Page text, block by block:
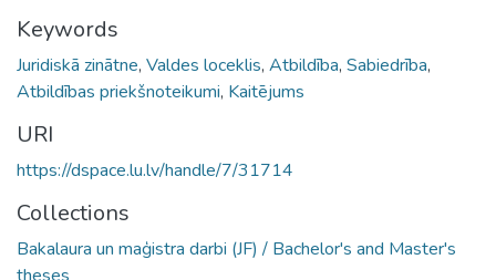
Keywords
Juridiskā zinātne, Valdes loceklis, Atbildība, Sabiedrība,
Atbildības priekšnoteikumi, Kaitējums
URI
https://dspace.lu.lv/handle/7/31714
Collections
Bakalaura un maģistra darbi (JF) / Bachelor's and Master's